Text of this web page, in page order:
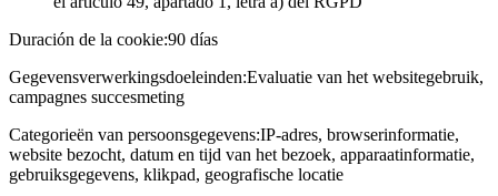
Duración de la cookie:90 días
Gegevensverwerkingsdoeleinden:Evaluatie van het websitegebruik,
campagnes succesmeting
Categorieën van persoonsgegevens:IP-adres, browserinformatie,
website bezocht, datum en tijd van het bezoek, apparaatinformatie,
gebruiksgegevens, klikpad, geografische locatie